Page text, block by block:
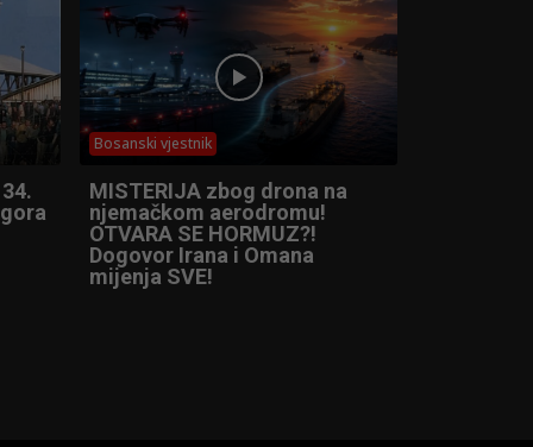
Bosanski vjestnik
MISTERIJA zbog drona na
njemačkom aerodromu!
OTVARA SE HORMUZ?!
Dogovor Irana i Omana
mijenja SVE!